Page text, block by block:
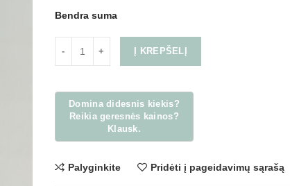
Bendra suma
Į KREPŠELĮ
Palyginkite Pridėti į pageidavimų sąrašą